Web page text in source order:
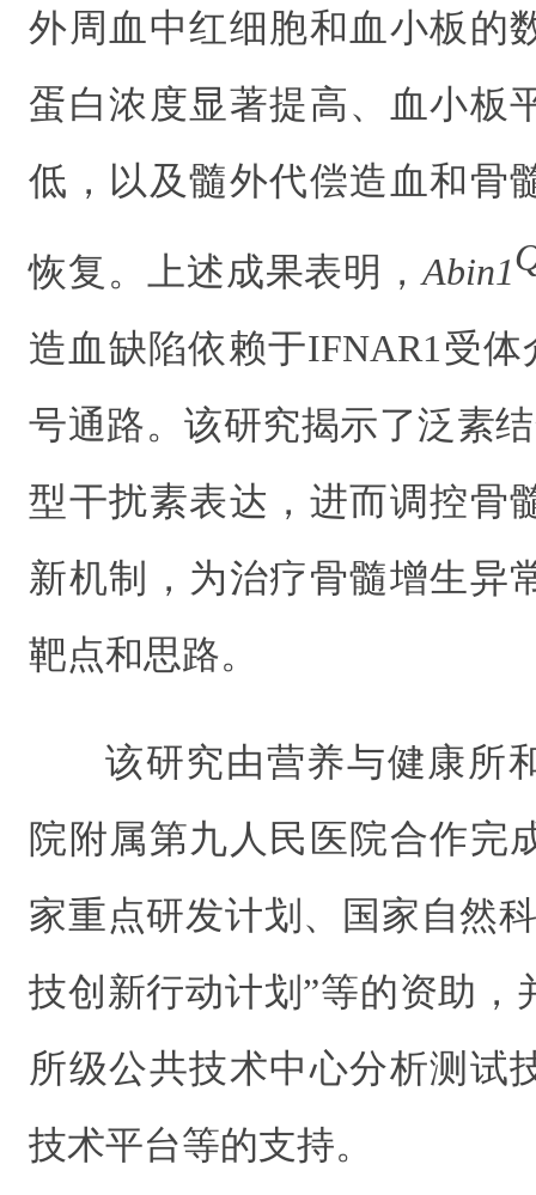
外周血中红细胞和血小板的
蛋白浓度显著提高、血小板
低 ，以及髓外代偿造血和骨
恢复。上述成果表明，Abin1
造血缺陷依赖于IFNAR1 受体
号通路。该研究揭示了泛素
型干扰素表达，进而调控骨
新机制，为治疗骨髓增生异
靶点和思路。
该研究由营养与健康所
院附属第九人民医院合作完
家重点研发计划、国家自然
技创新行动计划”等的资助，
所级公共技术中心分析测试
技术平台等的支持。